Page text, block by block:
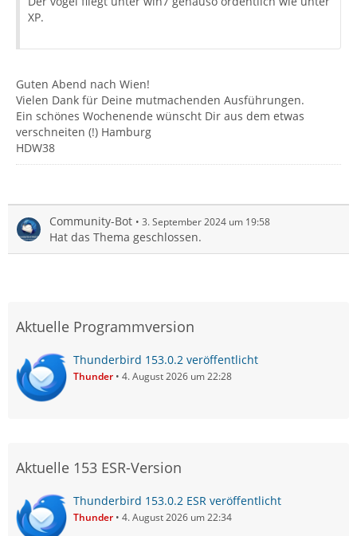
XP.
Guten Abend nach Wien!
Vielen Dank für Deine mutmachenden Ausführungen.
Ein schönes Wochenende wünscht Dir aus dem etwas
verschneiten (!) Hamburg
HDW38
Community-Bot 3. September 2024 um 19:58
Hat das Thema geschlossen.
Aktuelle Programmversion
Thunderbird 153.0.2 veröffentlicht
Thunder 4. August 2026 um 22:28
Aktuelle 153 ESR-Version
Thunderbird 153.0.2 ESR veröffentlicht
Thunder 4. August 2026 um 22:34